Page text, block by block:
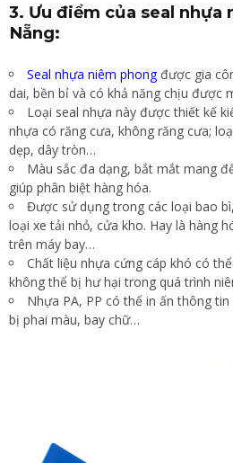
3. Ưu điểm của seal nhựa
Nẵng:
Seal nhựa niêm phongđược gia
dai, bền bỉ và có khả năng chịu được
Loại seal nhựa này được thiết kế
nhựa có răng cưa, không răng cưa;
dẹp, dây tròn…
Màu sắc đa dạng, bắt mắt mang
giúp phân biệt hàng hóa.
Được sử dụng trong các loại bao
loại xe tải nhỏ, cửa kho. Hay là hàng
trên máy bay…
Chất liệu nhựa cứng cáp khó có
không thể bị hư hại trong quá trình
Nhựa PA, PP có thể in ấn thông
bị phai màu, bay chữ…